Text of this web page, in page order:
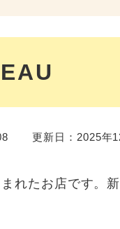
更新日：2025年
れたお店です。